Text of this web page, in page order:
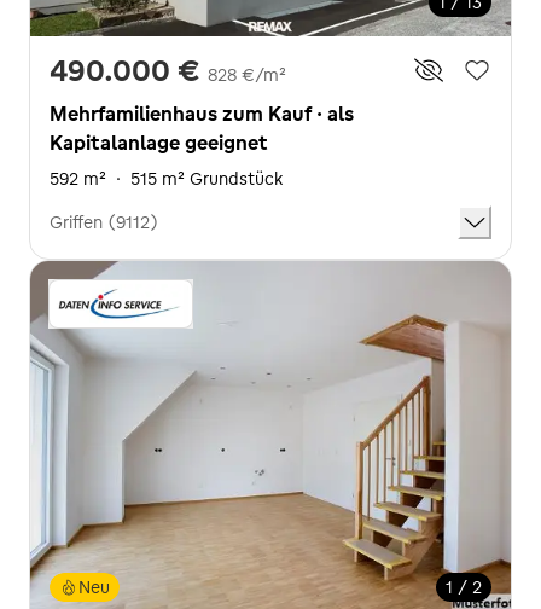
490.000 € 828 €/m²
Mehrfamilienhaus zum Kauf · als
Kapitalanlage geeignet
592 m² · 515 m² Grundstück
Griffen (9112)
1 / 2
Neu